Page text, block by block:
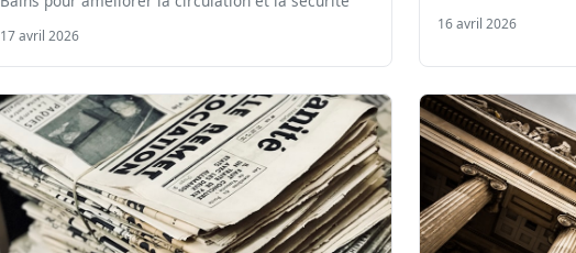
17 avril 2026
16 avril 2026